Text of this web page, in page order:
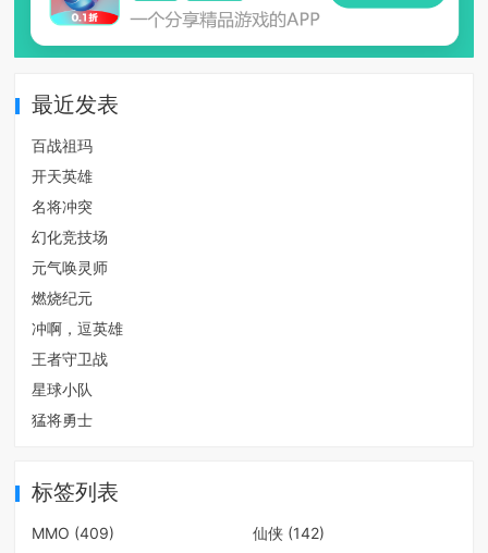
最近发表
百战祖玛
开天英雄
名将冲突
幻化竞技场
元气唤灵师
燃烧纪元
冲啊，逗英雄
王者守卫战
星球小队
猛将勇士
标签列表
MMO (409) 仙侠(142)